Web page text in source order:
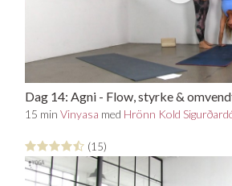
Dag 14: Agni - Flow, styrke &
stillinger
15 minVinyasa med Hrönn Kold
(15)